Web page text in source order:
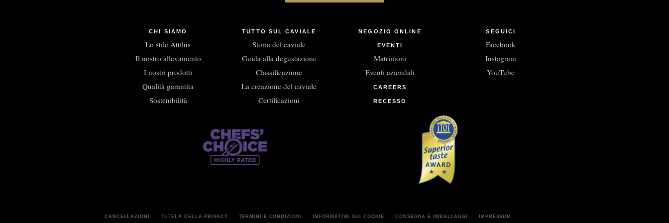
CHI SIAMO
Lo stile Attilus
Il nostro allevamento
I nostri prodotti
Qualità garantita
Sostenibilità
TUTTO SUL CAVIALE
Storia del caviale
Guida alla degustazione
Classificazione
La creazione del caviale
Certificazioni
NEGOZIO ONLINE
EVENTI
Matrimoni
Eventi aziendali
CAREERS
RECESSO
SEGUICI
Facebook
Instagram
YouTube
CANCELLAZIONI TUTELA DELLA PRIVACY TERMINI E CONDIZIONI INFORMATIVA SUI COOKIE CONSEGNA E IMBALLAGGI IMPRESSUM